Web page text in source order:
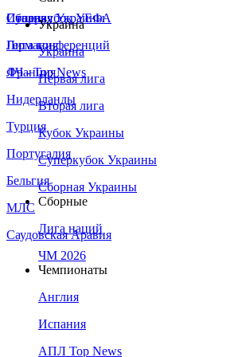
Сборная Украины
Италия
Германия
Франция
Нидерланды
Турция
Португалия
Бельгия
МЛС
Саудовская Аравия
Суперкубок УЕФА
Лига конференций
ЛЧ - Top News
Украина
Украина
Первая лига
Вторая лига
Кубок Украины
Суперкубок Украины
Сборная Украины
Сборные
Лига наций
ЧМ 2026
Чемпионаты
Англия
Испания
АПЛ Top News